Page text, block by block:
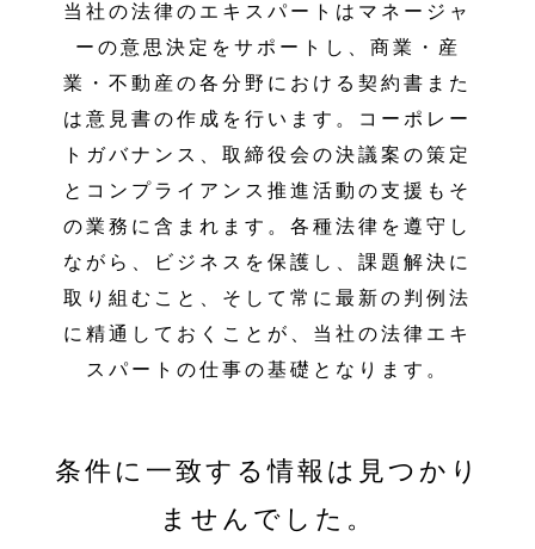
当社の法律のエキスパートはマネージャ
ーの意思決定をサポートし、商業・産
業・不動産の各分野における契約書また
は意見書の作成を行います。コーポレー
トガバナンス、取締役会の決議案の策定
と​コンプライアンス​​推進活動の支援もそ
の業務に含まれます。各種法律を遵守し
ながら、ビジネスを保護し、課題解決に
取り組むこと、そして常に最新の判例法
に精通しておくことが、当社の法律エキ
スパートの仕事の基礎となります。
条件に一致する情報は見つかり
ませんでした。